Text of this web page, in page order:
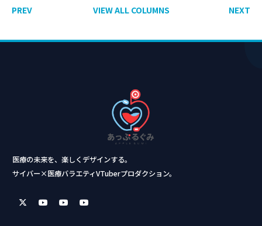
PREV VIEW ALL COLUMNS NEXT
医療の未来を、楽しくデザインする。
サイバー×医療バラエティVTuberプロダクション。